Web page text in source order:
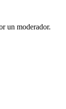
un moderador.